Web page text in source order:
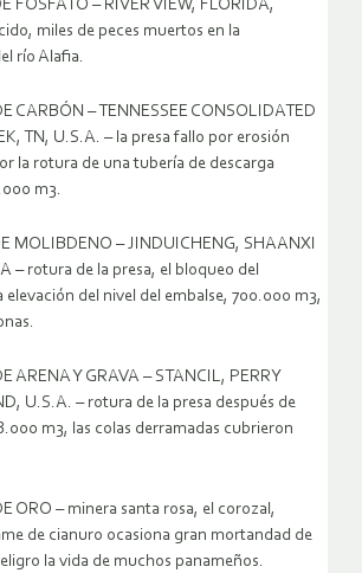
FOSFATO – RIVER VIEW, FLORIDA,
miles de peces muertos en la
río Alafia.
CARBÓN – TENNESSEE CONSOLIDATED
TN, U.S.A. – la presa fallo por erosión
la rotura de una tubería de descarga
m3.
MOLIBDENO – JINDUICHENG, SHAANXI
– rotura de la presa, el bloqueo del
elevación del nivel del embalse, 700.000 m3,
ARENA Y GRAVA – STANCIL, PERRY
U.S.A. – rotura de la presa después de
m3, las colas derramadas cubrieron
ORO – minera santa rosa, el corozal,
de cianuro ocasiona gran mortandad de
la vida de muchos panameños.